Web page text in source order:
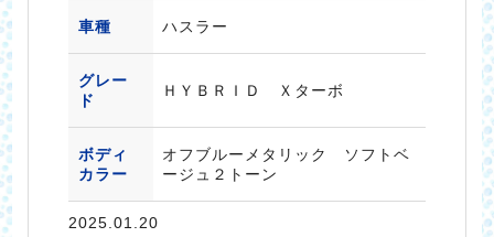
車種 ハスラー
グレー
ド
ＨＹＢＲＩＤ Ｘターボ
ボディ
カラー
オフブルーメタリック ソフトベ
ージュ２トーン
2025.01.20